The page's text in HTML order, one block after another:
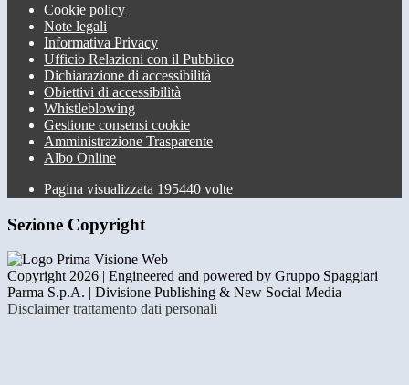
Cookie policy
Note legali
Informativa Privacy
Ufficio Relazioni con il Pubblico
Dichiarazione di accessibilità
Obiettivi di accessibilità
Whistleblowing
Gestione consensi cookie
Amministrazione Trasparente
Albo Online
Pagina visualizzata 195440 volte
Sezione Copyright
Copyright 2026 | Engineered and powered by Gruppo Spaggiari
Parma S.p.A. | Divisione Publishing & New Social Media
Disclaimer trattamento dati personali